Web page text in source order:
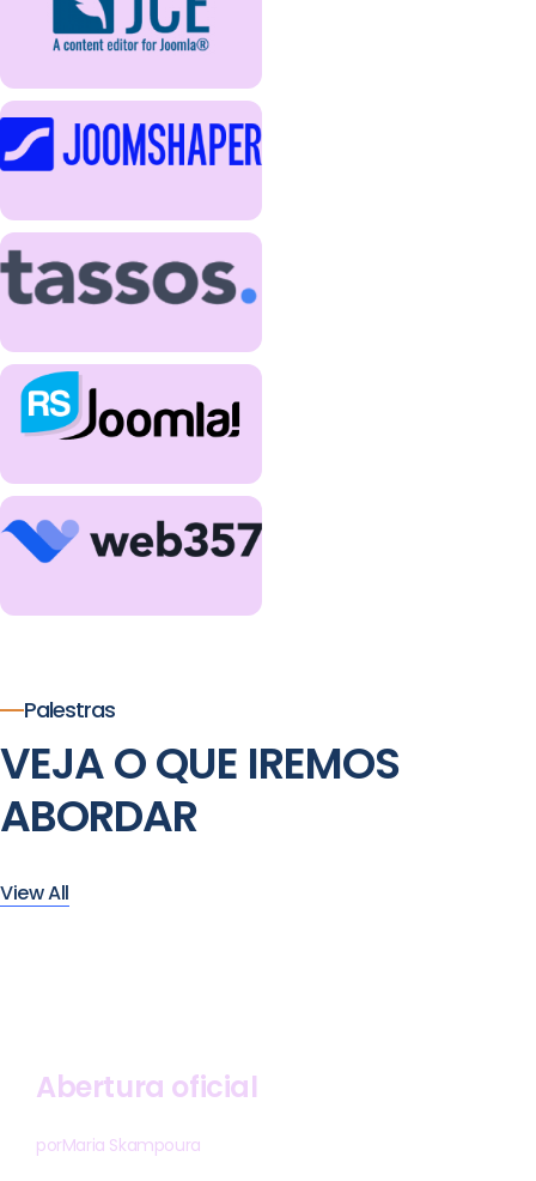
Palestras
VEJA O QUE IREMOS
ABORDAR
View All
Abertura oficial
porMaria Skampoura